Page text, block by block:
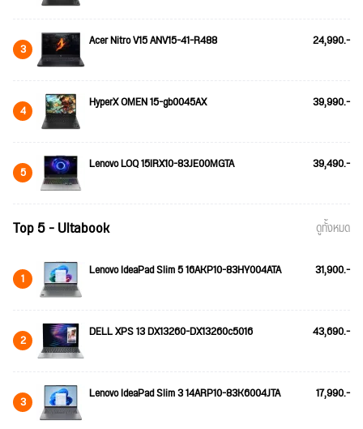
3 Acer Nitro V15 ANV15-41-R488 24,990.-
4 HyperX OMEN 15-gb0045AX 39,990.-
5 Lenovo LOQ 15IRX10-83JE00MGTA 39,490.-
Top 5 - Ultabook ดูทั้งหมด
1 Lenovo IdeaPad Slim 5 16AKP10-83HY004ATA 31,900.-
2 DELL XPS 13 DX13260-DX13260c5016 43,690.-
3 Lenovo IdeaPad Slim 3 14ARP10-83K6004JTA 17,990.-